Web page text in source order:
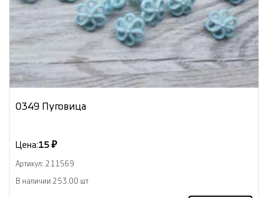
0349 Пуговица
Цена:15 ₽
Артикул: 211569
В наличии 253.00 шт